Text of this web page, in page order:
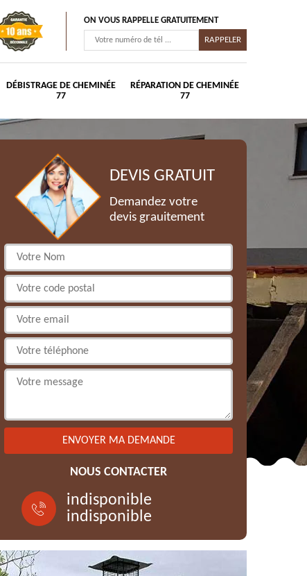
ON VOUS RAPPELLE GRATUITEMENT
DÉBISTRAGE DE CHEMINÉE
77
RÉPARATION DE CHEMINÉE
77
DEVIS GRATUIT
Demandez votre
devis grauitement
NOUS CONTACTER
indisponible
indisponible